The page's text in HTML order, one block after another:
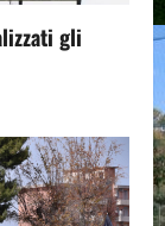
gli